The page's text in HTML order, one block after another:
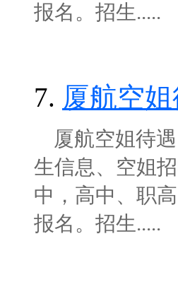
报名。招生.....
7. 厦航空
厦航空姐待遇
生信息、空姐
中，高中、职
报名。招生.....